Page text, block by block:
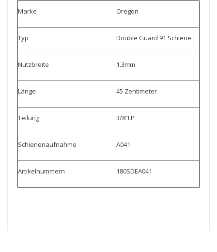
Marke Oregon
Typ Double Guard 91 Schiene
Nutzbreite 1.3mm
Länge 45 Zentimeter
Teilung 3/8“LP
Schienenaufnahme A041
Artikelnummern 180SDEA041